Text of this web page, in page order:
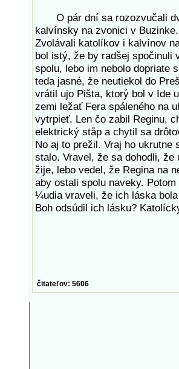
O pár dní sa rozozvučali
kalvínsky na zvonici v
Zvolávali katolíkov i kalvínov
bol istý, že by radšej spočinuli
spolu, lebo im nebolo dopriate
teda jasné, že neutiekol do
vrátil ujo Pišta, ktorý bol v Ide
zemi ležať Fera spáleného na
vytrpieť. Len čo zabil Reginu,
elektrický ståp a chytil sa
No aj to prežil. Vraj ho ukrutne
stalo. Vravel, že sa dohodli,
žije, lebo vedel, že Regina na
aby ostali spolu naveky.
¼udia vraveli, že ich láska
Boh odsúdil ich lásku?
čitateľov: 5606